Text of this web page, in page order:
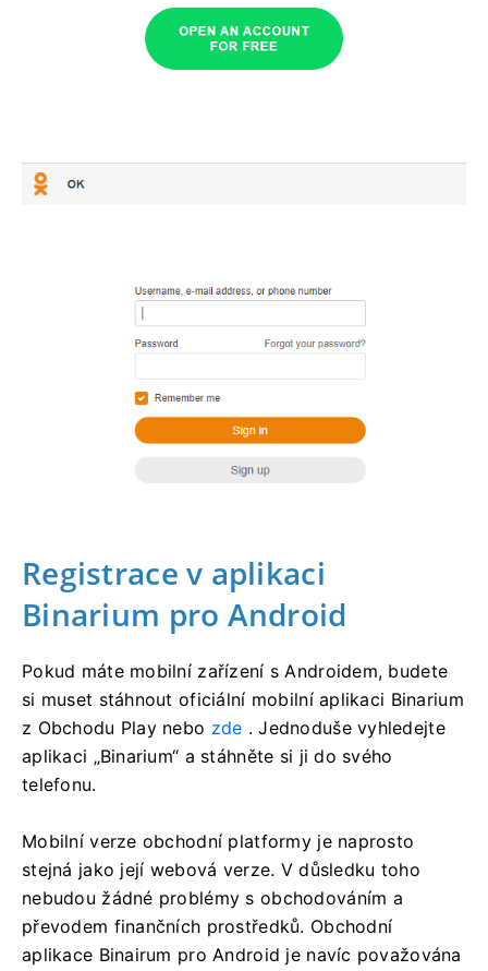
Registrace v aplikaci
Binarium pro Android
Pokud máte mobilní zařízení s Androidem, budete
si muset stáhnout oficiální mobilní aplikaci Binarium
z Obchodu Play nebo zde . Jednoduše vyhledejte
aplikaci „Binarium“ a stáhněte si ji do svého
telefonu.
Mobilní verze obchodní platformy je naprosto
stejná jako její webová verze. V důsledku toho
nebudou žádné problémy s obchodováním a
převodem finančních prostředků. Obchodní
aplikace Binairum pro Android je navíc považována